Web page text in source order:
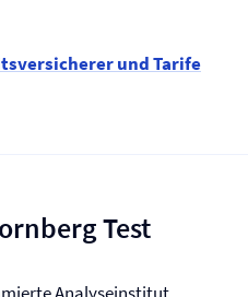
und Tarife
Test